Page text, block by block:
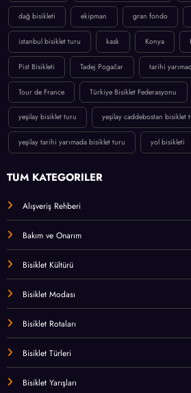
dağ bisikleti ekipman gran fondo
istanbul bisiklet turu kask Konya
Pist Bisikleti Tadej Pogačar tarihi
Tour de France Türkiye Bisiklet Federasyonu
yeşilay bisiklet turu yeşilay caddebostan bisiklet
yeşilay tarihi yarımada bisiklet turu yol bisikleti
TÜM KATEGORİLER
Alışveriş Rehberi
Bakım ve Onarım
Bisiklet Kültürü
Bisiklet Modası
Bisiklet Rotaları
Bisiklet Türleri
Bisiklet Yarışları